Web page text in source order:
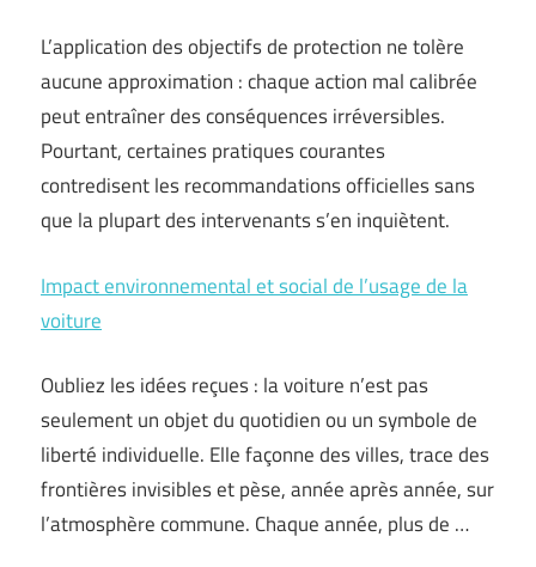
L’application des objectifs de protection ne tolère
aucune approximation : chaque action mal calibrée
peut entraîner des conséquences irréversibles.
Pourtant, certaines pratiques courantes
contredisent les recommandations officielles sans
que la plupart des intervenants s’en inquiètent.
Impact environnemental et social de l’usage de la
voiture
Oubliez les idées reçues : la voiture n’est pas
seulement un objet du quotidien ou un symbole de
liberté individuelle. Elle façonne des villes, trace des
frontières invisibles et pèse, année après année, sur
l’atmosphère commune. Chaque année, plus de …